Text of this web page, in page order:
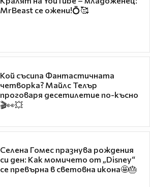
MrBeast се ожени!💍🥰
Кой съсипа Фантастичната
четворка? Майлс Телър
проговаря десетилетие по-късно
🎬👀💥
Селена Гомес празнува рождения
си ден: Как момичето от „Disney“
се превърна в световна икона🤩🎂